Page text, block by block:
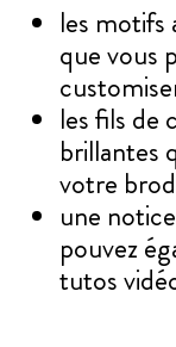
les
que vous
les fils de
brillantes
votre
une
pouvez
tutos